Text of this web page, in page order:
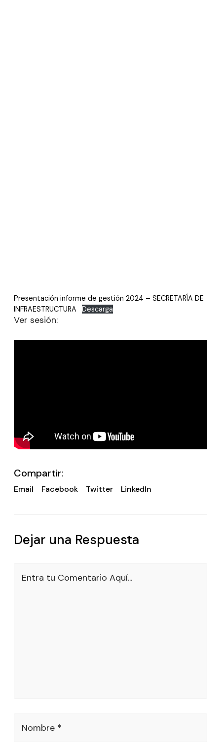
Presentación informe de gestión 2024 – SECRETARÍA DE
INFRAESTRUCTURA
Descarga
Ver sesión:
Compartir:
Email Facebook Twitter LinkedIn
Dejar una Respuesta
Entra tu Comentario Aquí...
Nombre *